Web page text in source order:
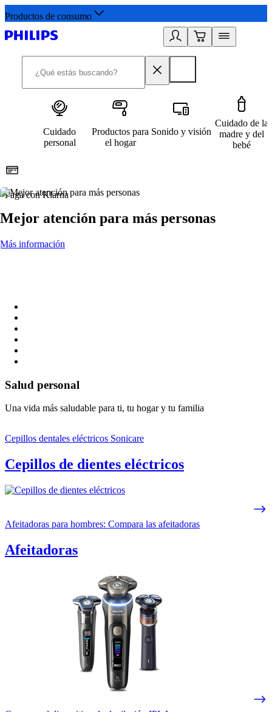
Productos de consumo
Cuidado
personal
Productos para
el hogar
Sonido y visión
Cuidado de la
madre y del
bebé
Paga con Klarna
Mejor atención para más personas
Más información
Salud personal
Una vida más saludable para ti, tu hogar y tu familia
Cepillos dentales eléctricos Sonicare
Cepillos de dientes eléctricos
Afeitadoras para hombres: Compara las afeitadoras
Afeitadoras